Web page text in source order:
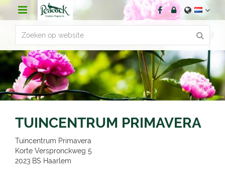
r
n
t
TUINCENTRUM PRIMAVERA
Tuincentrum Primavera
Korte Verspronckweg 5
2023 BS Haarlem